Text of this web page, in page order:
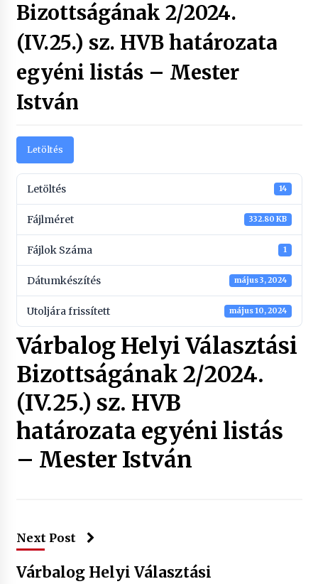
Bizottságának 2/2024.
(IV.25.) sz. HVB határozata
egyéni listás – Mester
István
Letöltés
Letöltés 14
Fájlméret 332.80 KB
Fájlok Száma 1
Dátumkészítés május 3, 2024
Utoljára frissített május 10, 2024
Várbalog Helyi Választási
Bizottságának 2/2024.
(IV.25.) sz. HVB
határozata egyéni listás
– Mester István
Next Post
Várbalog Helyi Választási